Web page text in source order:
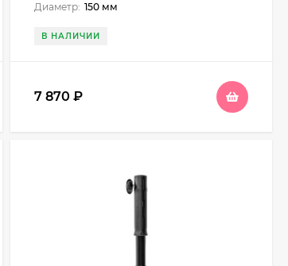
Диаметр: 150 мм
В НАЛИЧИИ
7 870 ₽